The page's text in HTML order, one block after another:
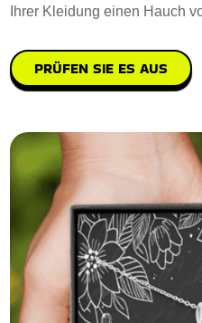
Ihrer Kleidung einen Hauch
PRÜFEN SIE ES AUS